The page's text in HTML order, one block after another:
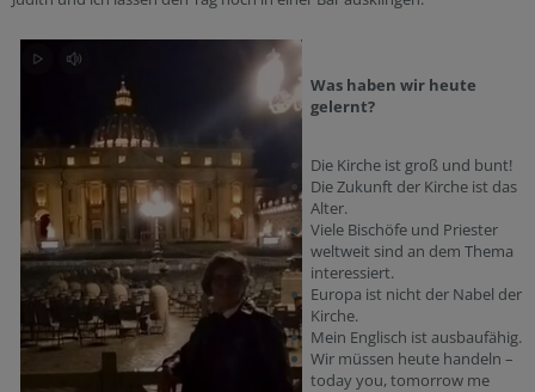
Was haben wir heute
gelernt?
Die Kirche ist groß und bunt!
Die Zukunft der Kirche ist das
Alter.
Viele Bischöfe und Priester
weltweit sind an dem Thema
interessiert.
Europa ist nicht der Nabel der
Kirche.
Mein Englisch ist ausbaufähig.
Wir müssen heute handeln –
today you, tomorrow me